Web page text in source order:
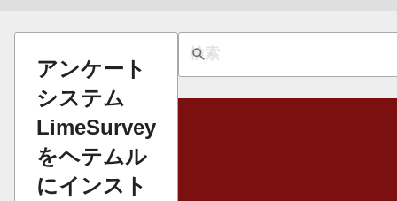
アンケート
システム
LimeSurvey
をヘテムル
にインスト